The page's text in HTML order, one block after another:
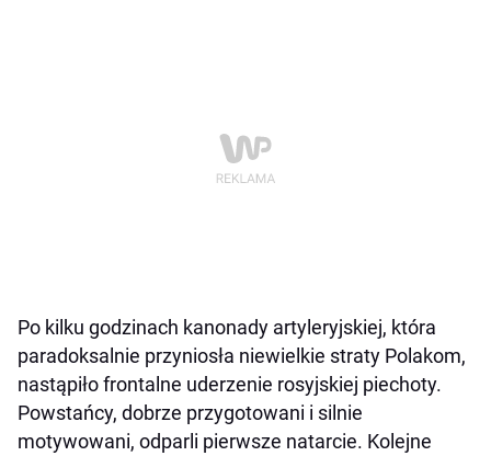
Po kilku godzinach kanonady artyleryjskiej, która
paradoksalnie przyniosła niewielkie straty Polakom,
nastąpiło frontalne uderzenie rosyjskiej piechoty.
Powstańcy, dobrze przygotowani i silnie
motywowani, odparli pierwsze natarcie. Kolejne